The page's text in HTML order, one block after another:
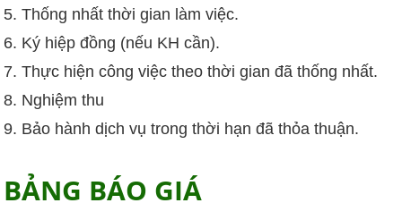
Thống nhất thời gian làm việc.
Ký hiệp đồng (nếu KH cần).
Thực hiện công việc theo thời gian đã thống nhất.
Nghiệm thu
Bảo hành dịch vụ trong thời hạn đã thỏa thuận.
BẢNG BÁO GIÁ